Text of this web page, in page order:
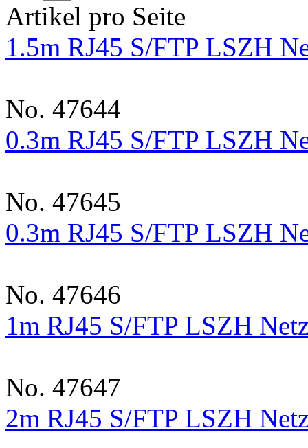
Artikel pro Seite
1.5m RJ45 S/FTP LSZH
No. 47644
0.3m RJ45 S/FTP LSZH
No. 47645
0.3m RJ45 S/FTP LSZH
No. 47646
1m RJ45 S/FTP LSZH
No. 47647
2m RJ45 S/FTP LSZH